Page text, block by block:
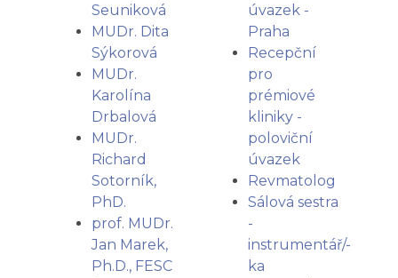
Seuniková
MUDr. Dita
Sýkorová
MUDr.
Karolína
Drbalová
MUDr.
Richard
Sotorník,
PhD.
prof. MUDr.
Jan Marek,
Ph.D., FESC
úvazek -
Praha
Recepční
pro
prémiové
kliniky -
poloviční
úvazek
Revmatolog
Sálová sestra
-
instrumentář/-
ka